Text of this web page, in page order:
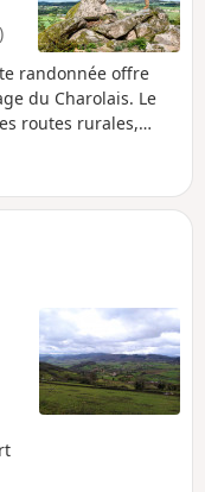
randonnée offre
du Charolais. Le
routes rurales,